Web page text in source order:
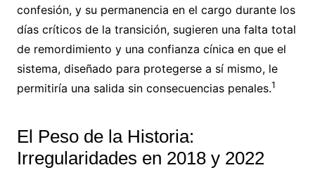
confesión, y su permanencia en el cargo durante los
días críticos de la transición, sugieren una falta total
de remordimiento y una confianza cínica en que el
sistema, diseñado para protegerse a sí mismo, le
permitiría una salida sin consecuencias penales.1
El Peso de la Historia:
Irregularidades en 2018 y 2022